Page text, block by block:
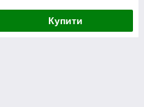
Купити